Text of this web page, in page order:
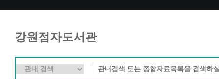
강원점자도서관